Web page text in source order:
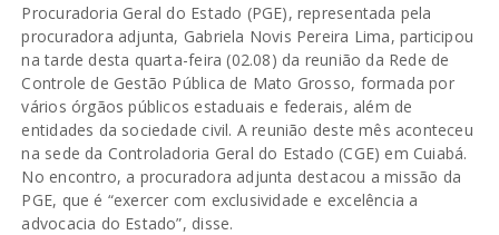
Procuradoria Geral do Estado (PGE), representada pela
procuradora adjunta, Gabriela Novis Pereira Lima, participou
na tarde desta quarta-feira (02.08) da reunião da Rede de
Controle de Gestão Pública de Mato Grosso, formada por
vários órgãos públicos estaduais e federais, além de
entidades da sociedade civil. A reunião deste mês aconteceu
na sede da Controladoria Geral do Estado (CGE) em Cuiabá.
No encontro, a procuradora adjunta destacou a missão da
PGE, que é “exercer com exclusividade e excelência a
advocacia do Estado”, disse.